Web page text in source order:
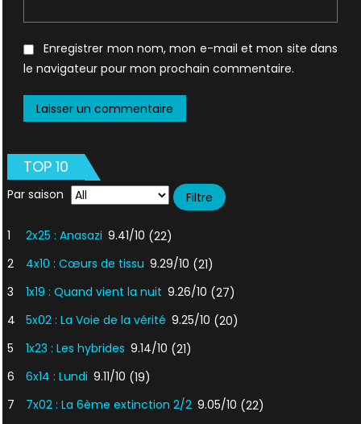
Enregistrer mon nom, mon e-mail et mon site dans
le navigateur pour mon prochain commentaire.
TOP 10
Par saison
1 2x25 : Anasazi 9.41/10 (22)
2
4x10 : Cœurs de tissu 9.29/10 (21)
3
1x19 : Quand vient la nuit 9.26/10 (27)
4
5x02 : La Voie de la vérité 9.25/10 (20)
5
1x23 : Les hybrides 9.14/10 (21)
6
6x14 : Lundi 9.11/10 (19)
7
7x02 : La 6ème extinction 2/2 9.05/10 (22)